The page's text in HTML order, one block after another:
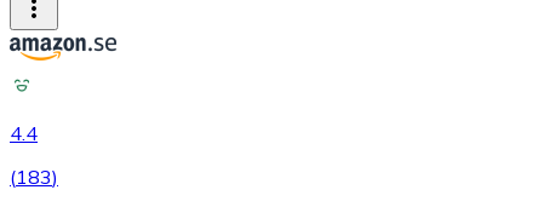
4.4
(183)